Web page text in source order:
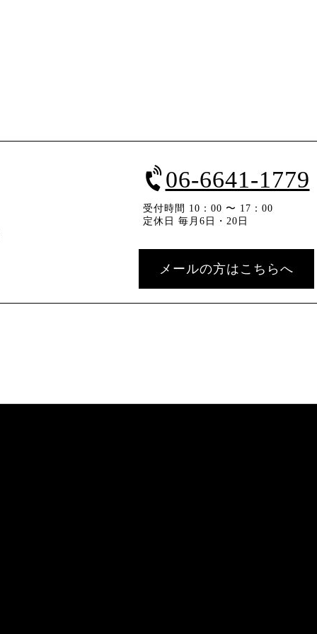
06-6641-1779
受付時間 10：00 〜 17：00
定休日 毎月6日・20日
メールの方はこちらへ